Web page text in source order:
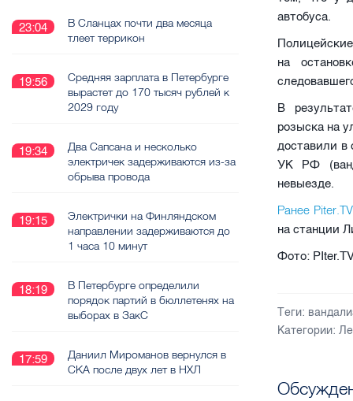
автобуса.
на
В
розыска на
доставили в
УК РФ
невыезде.
Ранее
на станции
Фото:
Теги:
Категории:
23:04
В Сланцах почти два месяца
тлеет террикон
19:56
Средняя зарплата в Петербурге
вырастет до 170 тысяч рублей к
2029 году
19:34
Два Сапсана и несколько
электричек задерживаются из-за
обрыва провода
19:15
Электрички на Финляндском
направлении задерживаются до
1 часа 10 минут
18:19
В Петербурге определили
порядок партий в бюллетенях на
выборах в ЗакС
17:59
Даниил Мироманов вернулся в
СКА после двух лет в НХЛ